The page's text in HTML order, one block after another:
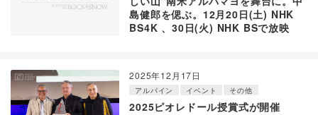
島健郎を偲ぶ。12月20日(土) NHK
BS4K 、30日(火) NHK BSで放映
2025年12月17日
アルパイン イベント その他
2025ピオレドール授賞式が開催